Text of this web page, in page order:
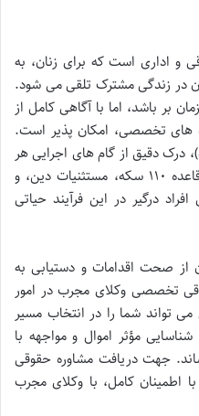
و اداری است که برای زنان، به
در زندگی مشترک تلقی می شود.
بر باشد، اما با آگاهی کامل از
های تخصصی، امکان پذیر است.
درک دقیق از گام های اجرایی هر
کدام، اطلاع از قوانین مرتبط مانند قاعده ۱۱۰ سکه، مستثنیات دین، و
درگیر در این فرآیند حیاتی
از صحت اقدامات و دستیابی به
تخصصی وکلای مجرب در امور
تواند شما را در انتخاب مسیر
مؤثر اموال و مواجهه با
جهت دریافت مشاوره حقوقی
اطمینان کامل، با وکلای مجرب